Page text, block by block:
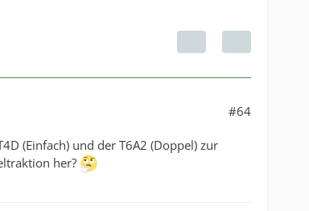
#64
(Einfach) und der T6A2 (Doppel) zur
her?